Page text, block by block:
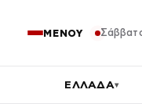
ΜΕΝΟΥ
ΕΛΛΑΔΑ▾